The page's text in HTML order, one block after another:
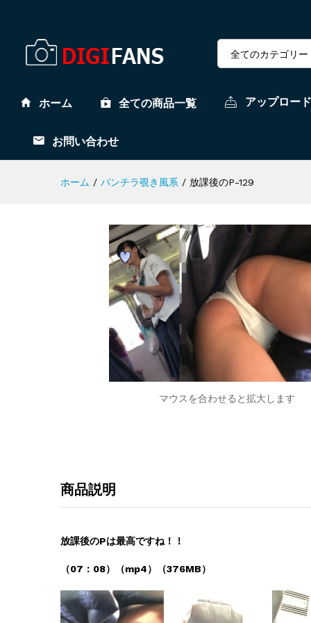
全てのカテゴリー
ホーム 全ての商品一覧 アップロー
お問い合わせ
ホーム / パンチラ覗き風系 / 放課後のP-129
マウスを合わせると拡大します
商品説明
放課後のPは最高ですね！！
（07：08）（mp4）（376MB）